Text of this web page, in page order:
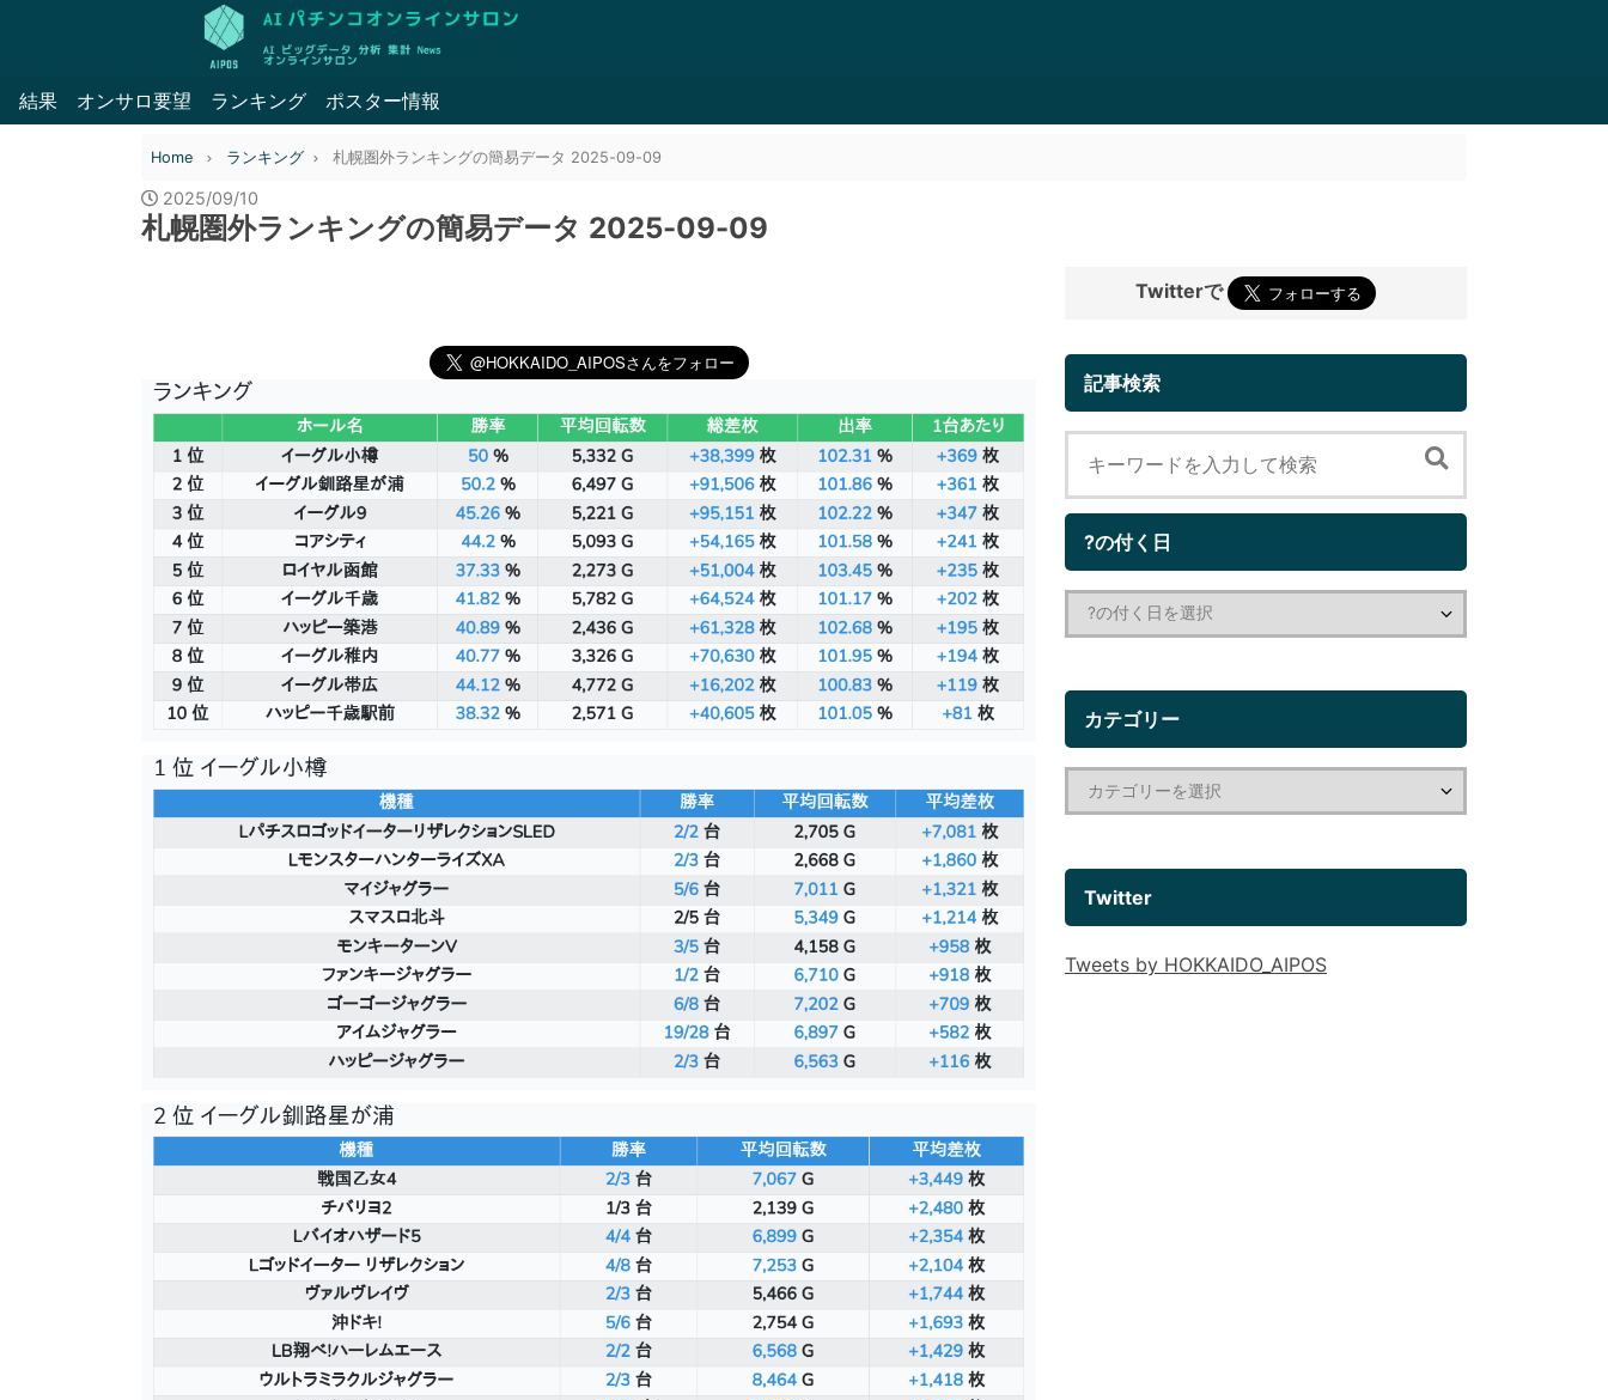
結果 オンサロ要望 ランキング ポスター情報
Home ランキング 札幌圏外ランキングの簡易データ 2025-09-09
2025/09/10
札幌圏外ランキングの簡易データ 2025-09-09
Twitterで
記事検索
?の付く日
カテゴリー
Twitter
Tweets by HOKKAIDO_AIPOS